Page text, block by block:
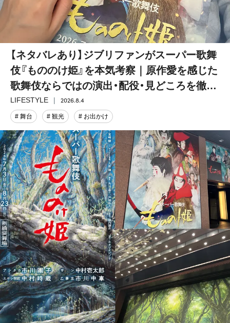
【ネタバレあり】ジブリファンがスーパー歌舞
伎『もののけ姫』を本気考察｜原作愛を感じた
歌舞伎ならではの演出・配役・見どころを徹底
解説
LIFESTYLE 2026.8.4
# 舞台 # 観光 # お出かけ